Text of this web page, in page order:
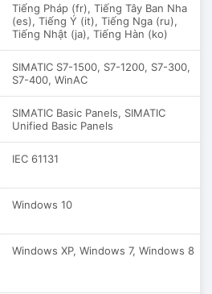
Tiếng Pháp (fr), Tiếng Tây Ban Nha
(es), Tiếng Ý (it), Tiếng Nga (ru),
Tiếng Nhật (ja), Tiếng Hàn (ko)
SIMATIC S7-1500, S7-1200, S7-300,
S7-400, WinAC
SIMATIC Basic Panels, SIMATIC
Unified Basic Panels
IEC 61131
Windows 10
Windows XP, Windows 7, Windows 8